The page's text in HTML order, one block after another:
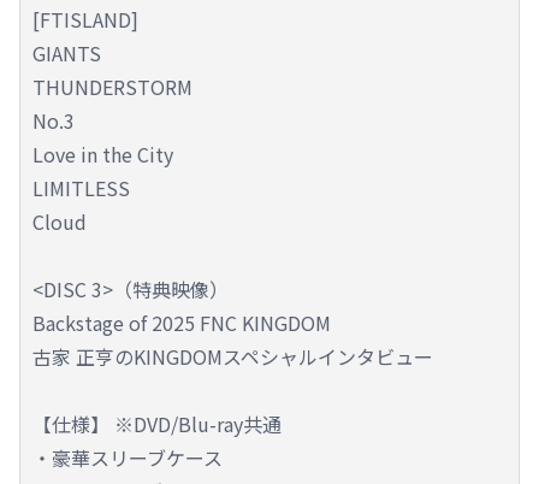
[FTISLAND]
GIANTS
THUNDERSTORM
No.3
Love in the City
LIMITLESS
Cloud
<DISC 3>（特典映像）
Backstage of 2025 FNC KINGDOM
古家 正亨のKINGDOMスペシャルインタビュー
【仕様】 ※DVD/Blu-ray共通
・豪華スリーブケース